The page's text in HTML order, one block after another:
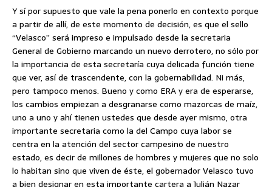
Y sí por supuesto que vale la pena ponerlo en contexto porque
a partir de allí, de este momento de decisión, es que el sello
“Velasco” será impreso e impulsado desde la secretaria
General de Gobierno marcando un nuevo derrotero, no sólo por
la importancia de esta secretaría cuya delicada función tiene
que ver, así de trascendente, con la gobernabilidad. Ni más,
pero tampoco menos. Bueno y como ERA y era de esperarse,
los cambios empiezan a desgranarse como mazorcas de maíz,
uno a uno y ahí tienen ustedes que desde ayer mismo, otra
importante secretaria como la del Campo cuya labor se
centra en la atención del sector campesino de nuestro
estado, es decir de millones de hombres y mujeres que no solo
lo habitan sino que viven de éste, el gobernador Velasco tuvo
a bien designar en esta importante cartera a Julián Nazar